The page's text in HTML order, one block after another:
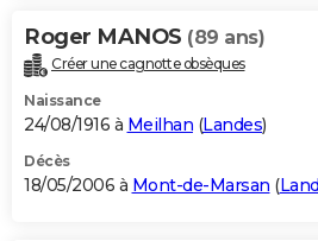
Roger MANOS (89 ans)
Créer une cagnotte obsèques
Naissance
24/08/1916 à Meilhan (Landes)
Décès
18/05/2006 à Mont-de-Marsan (